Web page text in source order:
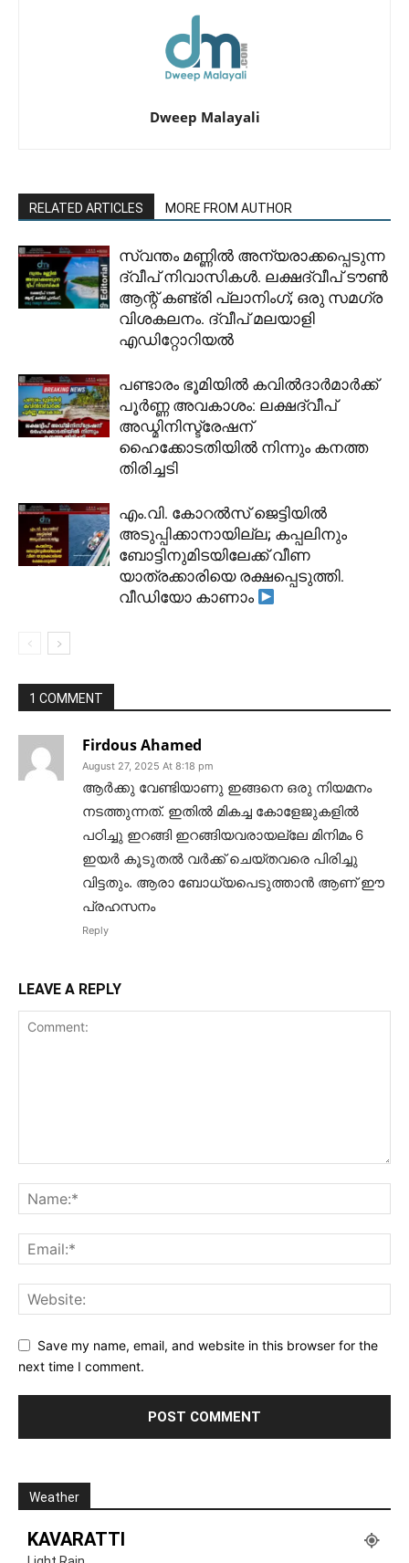
Dweep Malayali
RELATED ARTICLES MORE FROM AUTHOR
സ്വന്തം മണ്ണിൽ അന്യരാക്കപ്പെടുന്ന
ദ്വീപ് നിവാസികൾ. ലക്ഷദ്വീപ് ടൗൺ
ആന്റ് കണ്ട്രി പ്ലാനിംഗ്; ഒരു സമഗ്ര
വിശകലനം. ദ്വീപ് മലയാളി
എഡിറ്റോറിയൽ
പണ്ടാരം ഭൂമിയിൽ കവിൽദാർമാർക്ക്
പൂർണ്ണ അവകാശം: ലക്ഷദ്വീപ്
അഡ്മിനിസ്ട്രേഷന്
ഹൈക്കോടതിയിൽ നിന്നും കനത്ത
തിരിച്ചടി
​എം.വി. കോറൽസ് ജെട്ടിയിൽ
അടുപ്പിക്കാനായില്ല; കപ്പലിനും
ബോട്ടിനുമിടയിലേക്ക് വീണ
യാത്രക്കാരിയെ രക്ഷപ്പെടുത്തി.
വീഡിയോ കാണാം
1 COMMENT
Firdous Ahamed
August 27, 2025 At 8:18 pm
ആർക്കു വേണ്ടിയാണു ഇങ്ങനെ ഒരു നിയമനം
നടത്തുന്നത്. ഇതിൽ മികച്ച കോളേജുകളിൽ
പഠിച്ചു ഇറങ്ങി ഇറങ്ങിയവരായല്ലേ മിനിമം 6
ഇയർ കൂടുതൽ വർക്ക്‌ ചെയ്തവരെ പിരിച്ചു
വിട്ടതും. ആരാ ബോധ്യപെടുത്താൻ ആണ് ഈ
പ്രഹസനം
Reply
LEAVE A REPLY
Save my name, email, and website in this browser for the
next time I comment.
Weather
KAVARATTI